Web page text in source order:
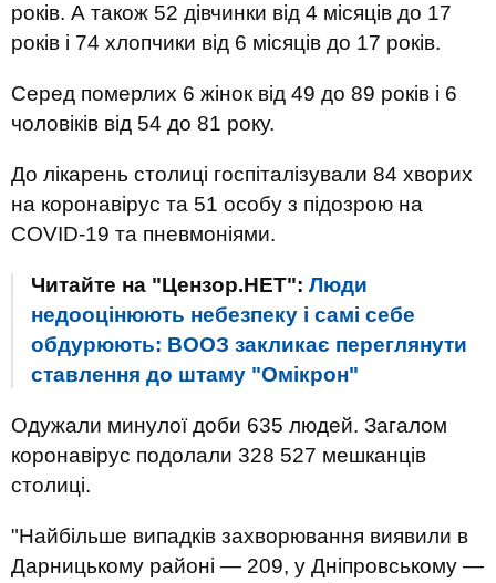
років. А також 52 дівчинки від 4 місяців до 17
років і 74 хлопчики від 6 місяців до 17 років.
Серед померлих 6 жінок від 49 до 89 років і 6
чоловіків від 54 до 81 року.
До лікарень столиці госпіталізували 84 хворих
на коронавірус та 51 особу з підозрою на
COVID-19 та пневмоніями.
Читайте на "Цензор.НЕТ": Люди
недооцінюють небезпеку і самі себе
обдурюють: ВООЗ закликає переглянути
ставлення до штаму "Омікрон"
Одужали минулої доби 635 людей. Загалом
коронавірус подолали 328 527 мешканців
столиці.
"Найбільше випадків захворювання виявили в
Дарницькому районі — 209, у Дніпровському —